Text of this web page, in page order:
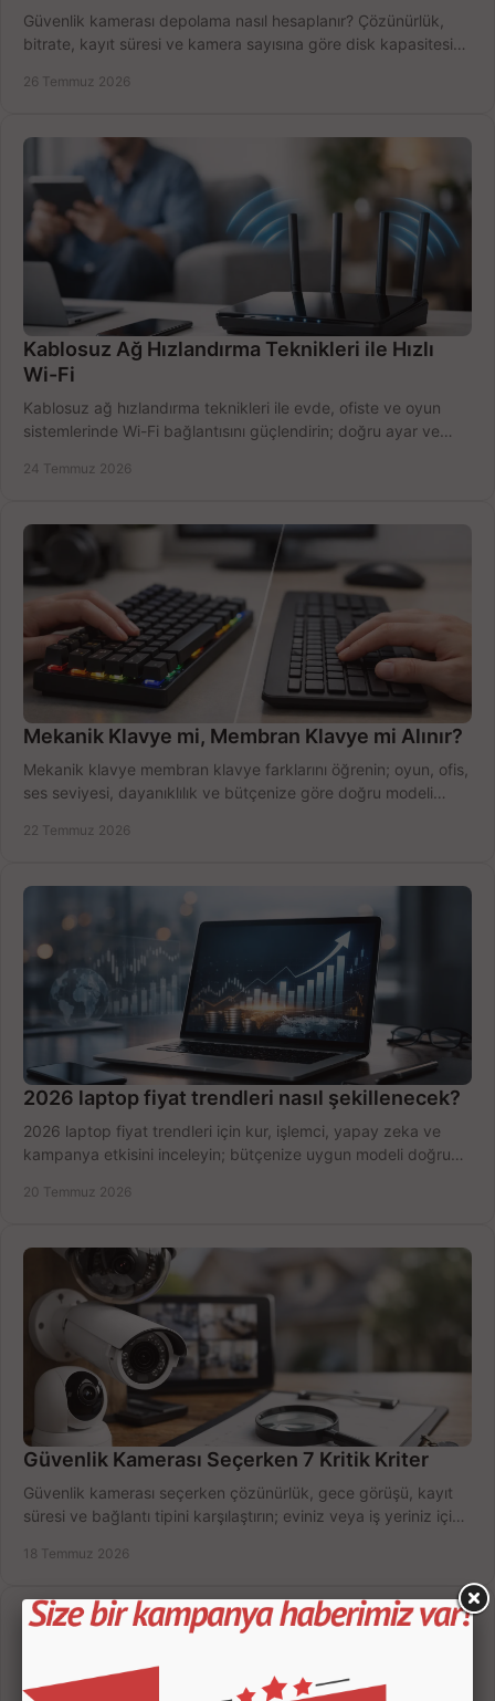
Güvenlik kamerası depolama nasıl hesaplanır? Çözünürlük,
bitrate, kayıt süresi ve kamera sayısına göre disk kapasitesini
26 Temmuz 2026
Kablosuz Ağ Hızlandırma Teknikleri ile Hızlı
Wi-Fi
Kablosuz ağ hızlandırma teknikleri ile evde, ofiste ve oyun
sistemlerinde Wi-Fi bağlantısını güçlendirin; doğru ayar ve
24 Temmuz 2026
Mekanik Klavye mi, Membran Klavye mi Alınır?
Mekanik klavye membran klavye farklarını öğrenin; oyun, ofis,
ses seviyesi, dayanıklılık ve bütçenize göre doğru modeli
22 Temmuz 2026
2026 laptop fiyat trendleri nasıl şekillenecek?
2026 laptop fiyat trendleri için kur, işlemci, yapay zeka ve
kampanya etkisini inceleyin; bütçenize uygun modeli doğru
20 Temmuz 2026
Güvenlik Kamerası Seçerken 7 Kritik Kriter
Güvenlik kamerası seçerken çözünürlük, gece görüşü, kayıt
süresi ve bağlantı tipini karşılaştırın; eviniz veya iş yeriniz için
18 Temmuz 2026